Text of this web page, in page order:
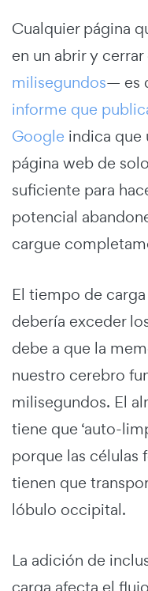
Cualquier página
en un abrir y
milisegundos— es
informe que
Google indica que
página web de
suficiente para
potencial
cargue
El tiempo de
debería exceder
debe a que la
nuestro cerebro
milisegundos. El
tiene que ‘auto-
porque las células
tienen que
lóbulo occipital.
La adición de
carga afecta el